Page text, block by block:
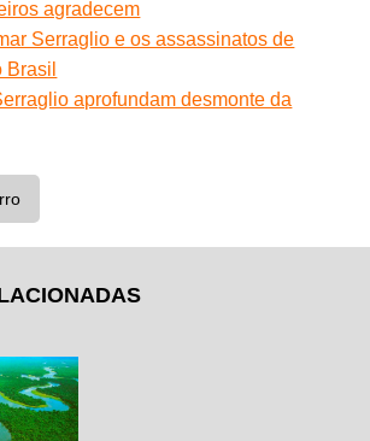
agradecem
Serraglio e os assassinatos de
Brasil
aprofundam desmonte da